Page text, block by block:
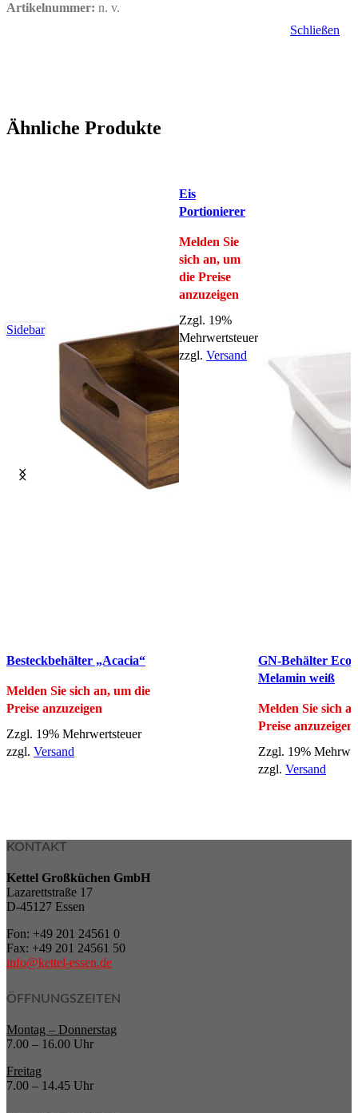
Artikelnummer: n. v.
Schließen
Ähnliche Produkte
Besteckbehälter „Acacia“
Melden Sie sich an, um die
Preise anzuzeigen
Zzgl. 19% Mehrwertsteuer
zzgl. Versand
Eis
Portionierer
Melden Sie
sich an, um
die Preise
anzuzeigen
Zzgl. 19%
Mehrwertsteuer
zzgl. Versand
GN-Behälter
Melamin weiß
Melden Sie sich
Preise anzuzeigen
Zzgl. 19%
zzgl. Versand
KONTAKT
Kettel Großküchen GmbH
Lazarettstraße 17
D-45127 Essen
Fon: +49 201 24561 0
Fax: +49 201 24561 50
info@kettel-essen.de
ÖFFNUNGSZEITEN
Montag – Donnerstag
7.00 – 16.00 Uhr
Freitag
7.00 – 14.45 Uhr
Sidebar